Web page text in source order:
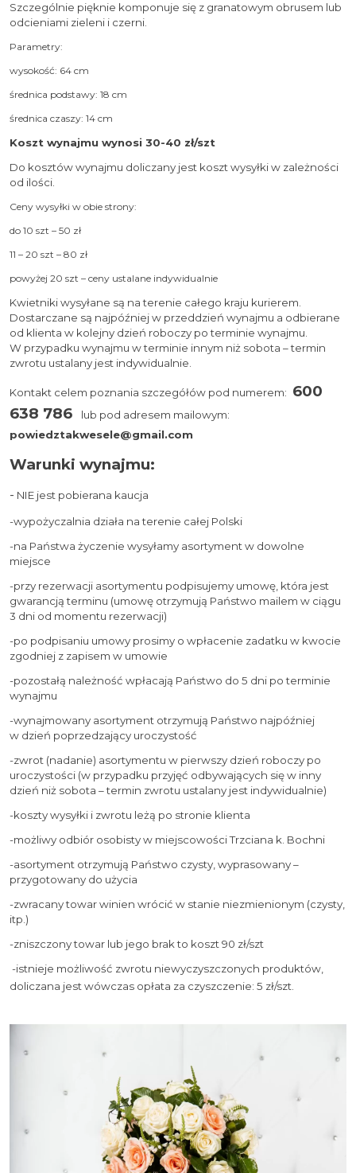
Szczególnie pięknie komponuje się z granatowym obrusem lub
odcieniami zieleni i czerni.
Parametry:
wysokość: 64 cm
średnica podstawy: 18 cm
średnica czaszy: 14 cm
Koszt wynajmu wynosi 30-40 zł/szt
Do kosztów wynajmu doliczany jest koszt wysyłki w zależności
od ilości.
Ceny wysyłki w obie strony:
do 10 szt – 50 zł
11 – 20 szt – 80 zł
powyżej 20 szt – ceny ustalane indywidualnie
Kwietniki wysyłane są na terenie całego kraju kurierem.
Dostarczane są najpóźniej w przeddzień wynajmu a odbierane
od klienta w kolejny dzień roboczy po terminie wynajmu.
W przypadku wynajmu w terminie innym niż sobota – termin
zwrotu ustalany jest indywidualnie.
Kontakt celem poznania szczegółów pod numerem: 600
638 786
lub pod adresem mailowym:
powiedztakwesele@gmail.com
Warunki wynajmu:
- NIE jest pobierana kaucja
-wypożyczalnia działa na terenie całej Polski
-na Państwa życzenie wysyłamy asortyment w dowolne
miejsce
-przy rezerwacji asortymentu podpisujemy umowę, która jest
gwarancją terminu (umowę otrzymują Państwo mailem w ciągu
3 dni od momentu rezerwacji)
-po podpisaniu umowy prosimy o wpłacenie zadatku w kwocie
zgodniej z zapisem w umowie
-pozostałą należność wpłacają Państwo do 5 dni po terminie
wynajmu
-wynajmowany asortyment otrzymują Państwo najpóźniej
w dzień poprzedzający uroczystość
-zwrot (nadanie) asortymentu w pierwszy dzień roboczy po
uroczystości (w przypadku przyjęć odbywających się w inny
dzień niż sobota – termin zwrotu ustalany jest indywidualnie)
-koszty wysyłki i zwrotu leżą po stronie klienta
-możliwy odbiór osobisty w miejscowości Trzciana k. Bochni
-asortyment otrzymują Państwo czysty, wyprasowany –
przygotowany do użycia
-zwracany towar winien wrócić w stanie niezmienionym (czysty,
itp.)
-zniszczony towar lub jego brak to koszt 90 zł/szt
-istnieje możliwość zwrotu niewyczyszczonych produktów,
doliczana jest wówczas opłata za czyszczenie: 5 zł/szt.